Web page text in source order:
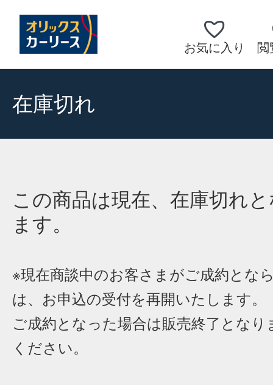
お気に入り 閲
在庫切れ
この商品は現在、在庫切れ
ます。
※現在商談中のお客さまがご成約とな
は、お申込の受付を再開いたします。
ご成約となった場合は販売終了となり
ください。